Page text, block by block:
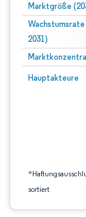
Marktgröße
Wachstumsrate
2031)
Hauptakteure
sortiert
Bild © Mordor